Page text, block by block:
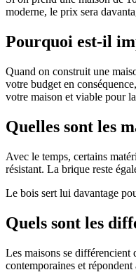
moderne, le prix sera
Pourquoi est-il
Quand on construit une
votre budget en
votre maison et viable pour
Quelles sont les
Avec le temps, certains
résistant. La brique reste
Le bois sert lui davantage
Quels sont les
Les maisons se différencient
contemporaines et